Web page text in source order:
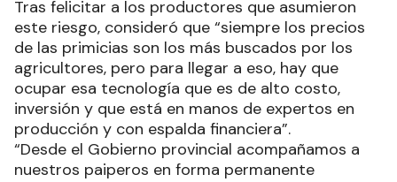
Tras felicitar a los productores que asumieron
este riesgo, consideró que “siempre los precios
de las primicias son los más buscados por los
agricultores, pero para llegar a eso, hay que
ocupar esa tecnología que es de alto costo,
inversión y que está en manos de expertos en
producción y con espalda financiera”.
“Desde el Gobierno provincial acompañamos a
nuestros paiperos en forma permanente